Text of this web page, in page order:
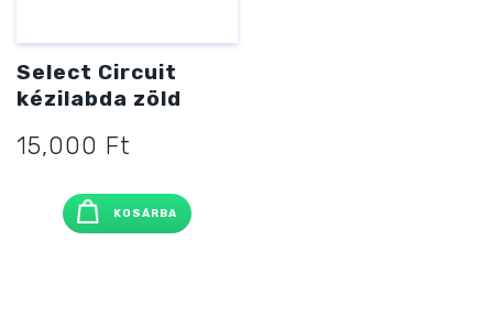
Select Circuit
kézilabda zöld
15,000 Ft
KOSÁRBA